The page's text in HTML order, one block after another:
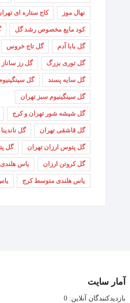
نهال موز کاج ستاره ای
کود مایع مخصوص رشد گل
گل بابا آدم گل تاج خروس
گل توری بزرگ گل رز ساناز
گل سایه پسند گل
گل سینگینیوم سبز تهران
گل شیشه شور تهران و کرج
گل قاشقی تهران گل
گل پتوس ارزان تهران گل
گل کروتن ارزان یاس
یاس هلندی متوسط کرج
آمار سایت
بازدیدکنندگان آنلاین: 0